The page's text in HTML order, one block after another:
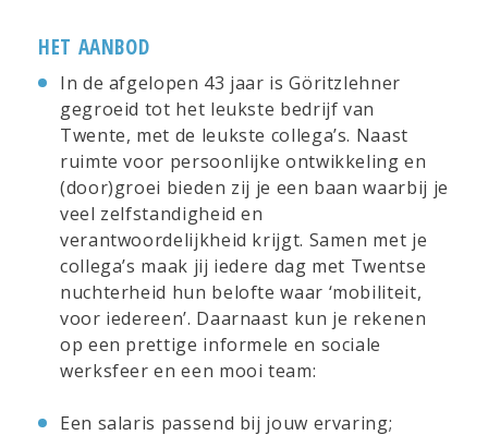
HET AANBOD
In de afgelopen 43 jaar is Göritzlehner
gegroeid tot het leukste bedrijf van
Twente, met de leukste collega’s. Naast
ruimte voor persoonlijke ontwikkeling en
(door)groei bieden zij je een baan waarbij je
veel zelfstandigheid en
verantwoordelijkheid krijgt. Samen met je
collega’s maak jij iedere dag met Twentse
nuchterheid hun belofte waar ‘mobiliteit,
voor iedereen’. Daarnaast kun je rekenen
op een prettige informele en sociale
werksfeer en een mooi team:
Een salaris passend bij jouw ervaring;